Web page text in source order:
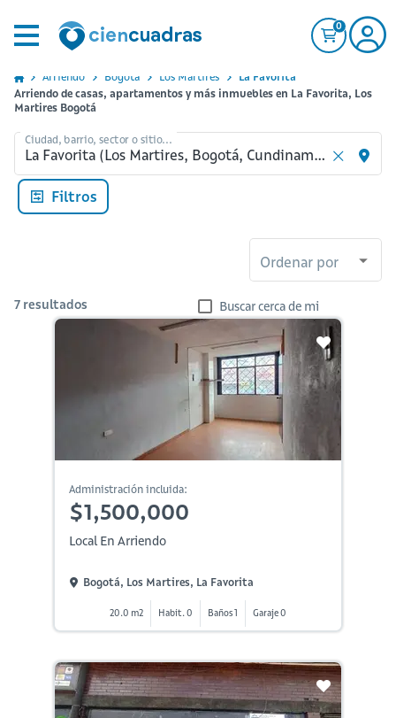
0
Arriendo Bogota Los Martires
La Favorita
Arriendo de casas, apartamentos y más inmuebles en La Favorita, Los
Martires Bogotá
Ciudad, barrio, sector o sitio...
Filtros
Ordenar por
7 resultados Buscar cerca de mi
Administración incluida:
$1,500,000
Local En Arriendo
Bogotá, Los Martires, La Favorita
20.0 m2 Habit. 0 Baños 1 Garaje 0